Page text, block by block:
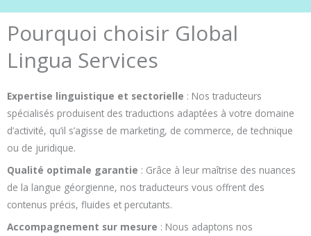
Pourquoi choisir Global
Lingua Services
Expertise linguistique et sectorielle : Nos traducteurs
spécialisés produisent des traductions adaptées à votre domaine
d’activité, qu’il s’agisse de marketing, de commerce, de technique
ou de juridique.
Qualité optimale garantie : Grâce à leur maîtrise des nuances
de la langue géorgienne, nos traducteurs vous offrent des
contenus précis, fluides et percutants.
Accompagnement sur mesure : Nous adaptons nos